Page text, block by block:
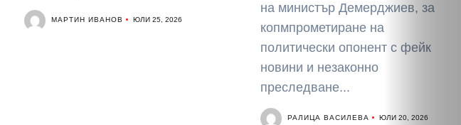
МАРТИН ИВАНОВ ЮЛИ 25, 2026
на министър Демерджиев, за
копмпрометиране на
политически опонент с фейк
новини и незаконно
преследване...
РАЛИЦА ВАСИЛЕВА ЮЛИ 20, 2026